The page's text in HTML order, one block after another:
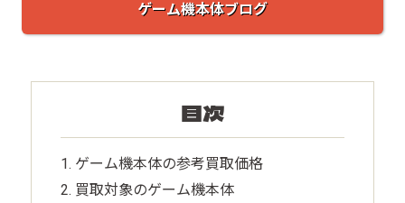
ゲーム機本体ブログ
目次
ゲーム機本体の参考買取価格
買取対象のゲーム機本体